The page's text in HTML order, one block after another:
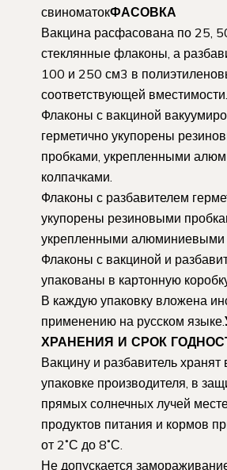
свиноматокФАСОВКА
Вакцина расфасована по 25,
стеклянные флаконы, а
100 и 250 см3 в
соответствующей вместимости.
Флаконы с вакциной
герметично укупорены
пробками, укрепленными
колпачками.
Флаконы с разбавителем
укупорены резиновыми
укрепленными алюминиевыми
Флаконы с вакциной и
упакованы в картонную
В каждую упаковку вложена
применению на русском языке.
ХРАНЕНИЯ И СРОК
Вакцину и разбавитель хранят
упаковке производителя, в
прямых солнечных лучей
продуктов питания и кормов
от 2˚С до 8˚С.
Не допускается